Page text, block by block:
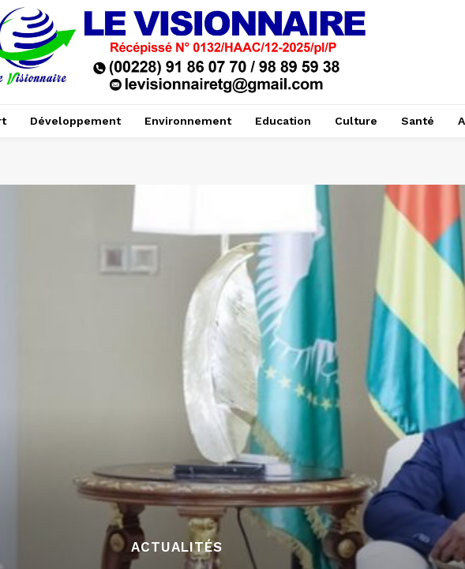
Développement Environnement Education Culture Santé
ACTUALITÉS